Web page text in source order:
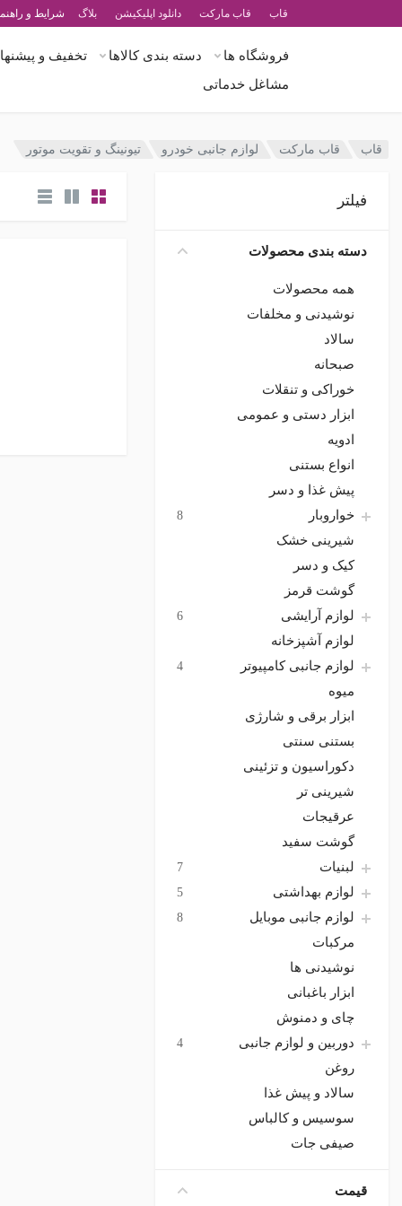
قاب قاب مارکت دانلود اپلیکیشن بلاگ شرایط و
فروشگاه ها دسته بندی کالاها
تخفیف و
مشاغل خدماتی
قاب قاب مارکت لوازم جانبی خودرو تیونینگ و تقویت موتور
فیلتر
دسته بندی محصولات
همه محصولات
نوشیدنی و مخلفات
سالاد
صبحانه
خوراکی و تنقلات
ابزار دستی و عمومی
ادویه
انواع بستنی
پیش غذا و دسر
خواروبار
8
شیرینی خشک
کیک و دسر
گوشت قرمز
لوازم آرایشی
6
لوازم آشپزخانه
لوازم جانبی کامپیوتر
4
میوه
ابزار برقی و شارژی
بستنی سنتی
دکوراسیون و تزئینی
شیرینی تر
عرقیجات
گوشت سفید
لبنیات
7
لوازم بهداشتی 5
لوازم جانبی موبایل 8
مرکبات
نوشیدنی ها
ابزار باغبانی
چای و دمنوش
دوربین و لوازم جانبی
4
روغن
سالاد و پیش غذا
سوسیس و کالباس
صیفی جات
کنسرو و غذای آماده 6 قیمت